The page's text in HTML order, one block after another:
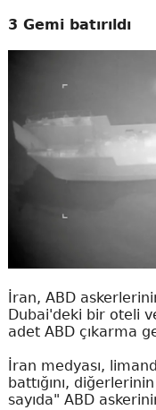
3 Gemi batırıldı
İran, ABD
Dubai'deki bir oteli
adet ABD çıkarma
İran medyası,
battığını,
sayıda" ABD